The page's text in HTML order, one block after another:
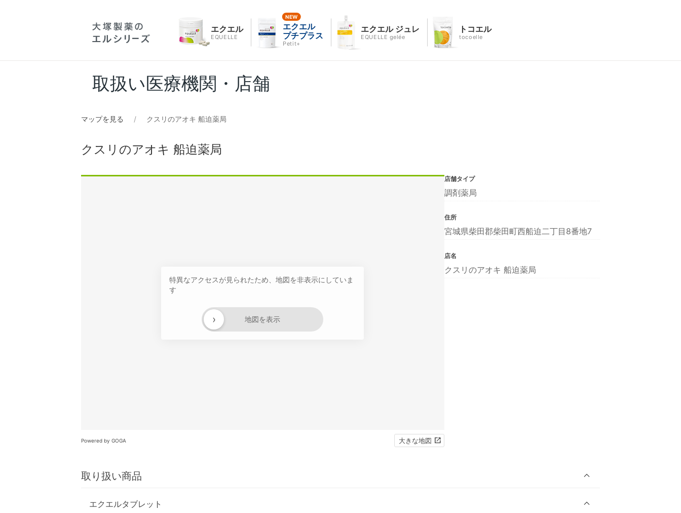
エクエル
EQUELLE
エクエル
プチプラス
Petit+
エクエル ジュレ
EQUELLE gelée
トコエル
tocoelle
取扱い医療機関・店舗
マップを見る クスリのアオキ 船迫薬局
クスリのアオキ 船迫薬局
特異なアクセスが見られたため、地図を非表示にしていま
す
地図を表示
›
Powered by GOGA 大きな地図
取り扱い商品
エクエルタブレット
店舗タイプ
調剤薬局
住所
宮城県柴田郡柴田町西船迫二丁目8番地7
店名
クスリのアオキ 船迫薬局